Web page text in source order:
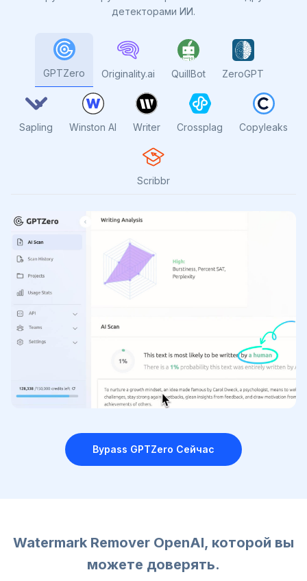
детекторами ИИ.
GPTZero Originality.ai QuillBot ZeroGPT
Sapling Winston AI Writer Crossplag Copyleaks
Scribbr
Bypass GPTZero Сейчас
Watermark Remover OpenAI, которой вы
можете доверять.